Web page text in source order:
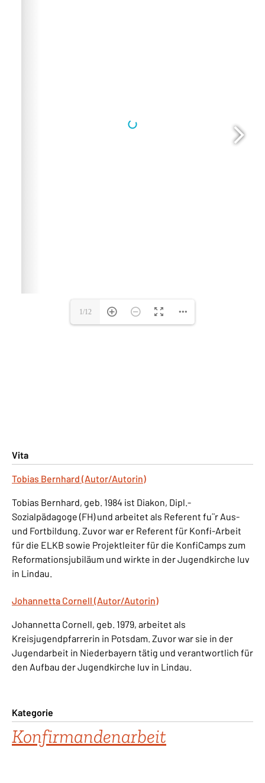
Vita
Tobias Bernhard (Autor/Autorin)
Tobias Bernhard, geb. 1984 ist Diakon, Dipl.-
Sozialpädagoge (FH) und arbeitet als Referent fu¨r Aus-
und Fortbildung. Zuvor war er Referent für Konfi-Arbeit
für die ELKB sowie Projektleiter für die KonfiCamps zum
Reformationsjubiläum und wirkte in der Jugendkirche luv
in Lindau.
Johannetta Cornell (Autor/Autorin)
Johannetta Cornell, geb. 1979, arbeitet als
Kreisjugendpfarrerin in Potsdam. Zuvor war sie in der
Jugendarbeit in Niederbayern tätig und verantwortlich für
den Aufbau der Jugendkirche luv in Lindau.
Kategorie
Konfirmandenarbeit